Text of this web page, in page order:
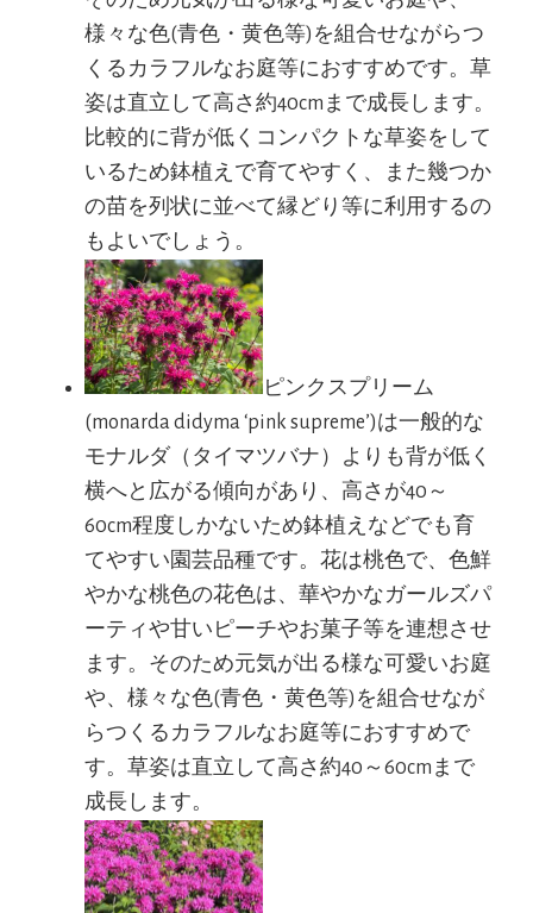
様々な色(青色・黄色等)を組合せながらつ
くるカラフルなお庭等におすすめです。草
姿は直立して高さ約40cmまで成長します。
比較的に背が低くコンパクトな草姿をして
いるため鉢植えで育てやすく、また幾つか
の苗を列状に並べて縁どり等に利用するの
もよいでしょう。
ピンクスプリーム
(monarda didyma ‘pink supreme’)は一般的な
モナルダ（タイマツバナ）よりも背が低く
横へと広がる傾向があり、高さが40～
60cm程度しかないため鉢植えなどでも育
てやすい園芸品種です。花は桃色で、色鮮
やかな桃色の花色は、華やかなガールズパ
ーティや甘いピーチやお菓子等を連想させ
ます。そのため元気が出る様な可愛いお庭
や、様々な色(青色・黄色等)を組合せなが
らつくるカラフルなお庭等におすすめで
す。草姿は直立して高さ約40～60cmまで
成長します。